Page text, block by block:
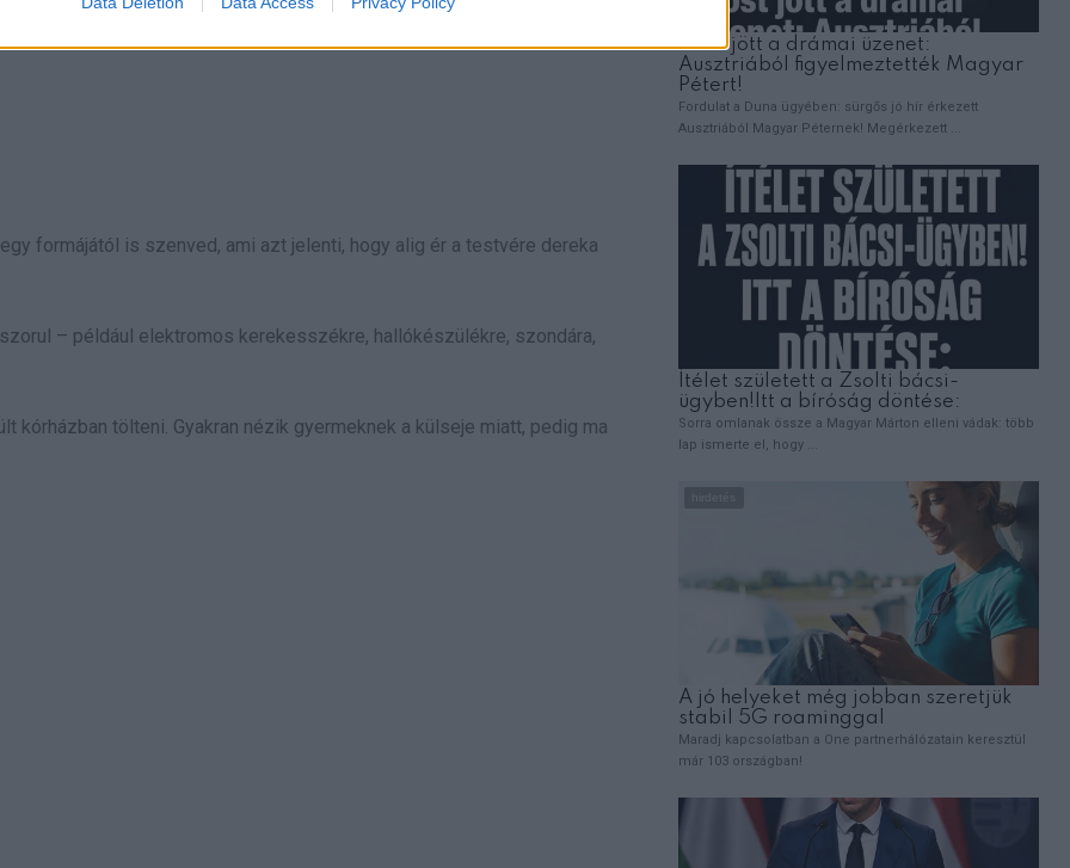
formájától is szenved, ami azt jelenti, hogy alig ér a testvére dereka
– például elektromos kerekesszékre, hallókészülékre, szondára,
tölteni. Gyakran nézik gyermeknek a külseje miatt, pedig ma